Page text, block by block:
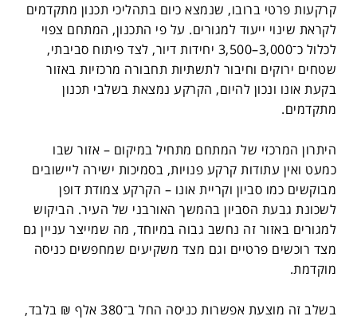
קרקעות פרטי ברובו, שנמצא כיום בתהליכי תכנון מתקדמים
לקראת שינוי ייעוד למגורים. על פי התכנון, המתחם צפוי
לכלול כ־3,000–3,500 יחידות דיור, לצד פיתוח סביבתי,
שטחים ירוקים וחיבור לתשתיות תחבורה מרכזיות באזור
בקעת אונו ונכון להיום, הקרקע נמצאת בשלבי תכנון
מתקדמים.
היתרון המרכזי של המתחם מתחיל במיקום – אזור שבו
כמעט ואין עתודות קרקע פנויות, בסמיכות ישירה ליישובים
מבוקשים כמו סביון וקריית אונו – הקרקע צמודת דופן
לשכונת גבעת הסביון בהמשך האורבני של העיר. הביקוש
למגורים באזור זה נחשב גבוה במיוחד, מה שמייצר עניין גם
מצד רוכשים פרטיים וגם מצד משקיעים שמחפשים כניסה
מוקדמת.
בשלב זה מוצעת אפשרות כניסה החל ב־380 אלף ₪ בלבד,